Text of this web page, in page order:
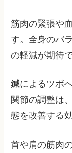
筋肉の緊張や
す。全身のバ
の軽減が期待
鍼によるツボ
関節の調整は
態を改善する
首や肩の筋肉